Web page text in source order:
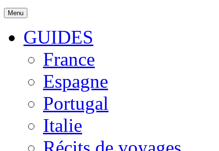
Menu
GUIDES
France
Espagne
Portugal
Italie